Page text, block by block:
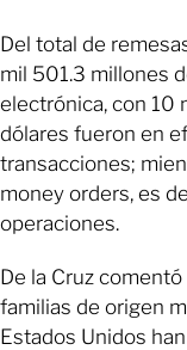
Del total de
mil 501.3 millones
electrónica, con 10
dólares fueron en
transacciones;
money orders, es
operaciones.
De la Cruz
familias de origen
Estados Unidos